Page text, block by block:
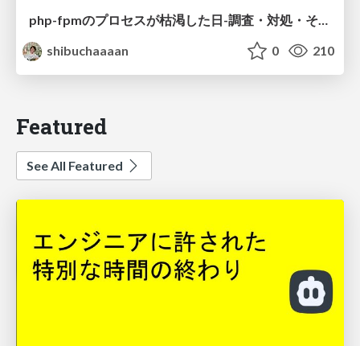
php-fpmのプロセスが枯渇した日-調査・対処・そして本当にやるべきだったこと-
shibuchaaaan
0 210
Featured
See All Featured